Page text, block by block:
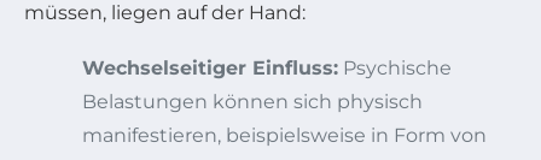
müssen, liegen auf der Hand:
Wechselseitiger Einfluss: Psychische
Belastungen können sich physisch
manifestieren, beispielsweise in Form von